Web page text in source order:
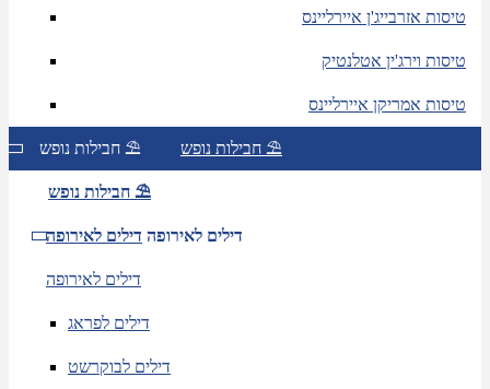
טיסות אזרבייג'ן איירליינס
טיסות וירג'ין אטלנטיק
טיסות אמריקן איירליינס
חבילות נופש ⛱ חבילות נופש ⛱
חבילות נופש ⛱
דילים לאירופה דילים לאירופה
דילים לאירופה
דילים לפראג
דילים לבוקרשט